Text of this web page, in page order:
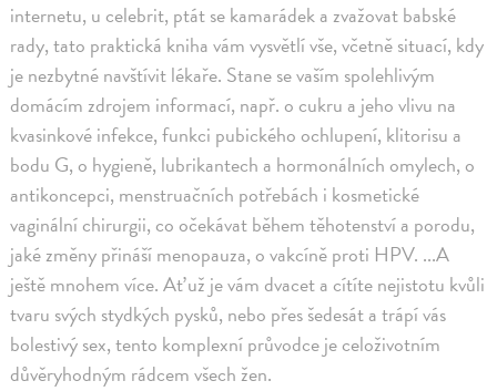
internetu, u celebrit, ptát se kamarádek a zvažovat babské
rady, tato praktická kniha vám vysvětlí vše, včetně situací, kdy
je nezbytné navštívit lékaře. Stane se vaším spolehlivým
domácím zdrojem informací, např. o cukru a jeho vlivu na
kvasinkové infekce, funkci pubického ochlupení, klitorisu a
bodu G, o hygieně, lubrikantech a hormonálních omylech, o
antikoncepci, menstruačních potřebách i kosmetické
vaginální chirurgii, co očekávat během těhotenství a porodu,
jaké změny přináší menopauza, o vakcíně proti HPV. ...A
ještě mnohem více. Ať už je vám dvacet a cítíte nejistotu kvůli
tvaru svých stydkých pysků, nebo přes šedesát a trápí vás
bolestivý sex, tento komplexní průvodce je celoživotním
důvěryhodným rádcem všech žen.